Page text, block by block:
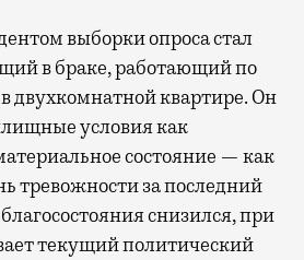
выборки опроса стал
в браке, работающий по
квартире. Он
условия как
состояние — как
тревожности за последний
снизился, при
текущий политический